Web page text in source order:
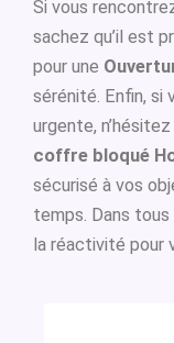
Si vous
sachez qu’il est
pour une
sérénité. Enfin, si
urgente,
coffre bloqué
sécurisé à vos
temps. Dans
la réactivité pour